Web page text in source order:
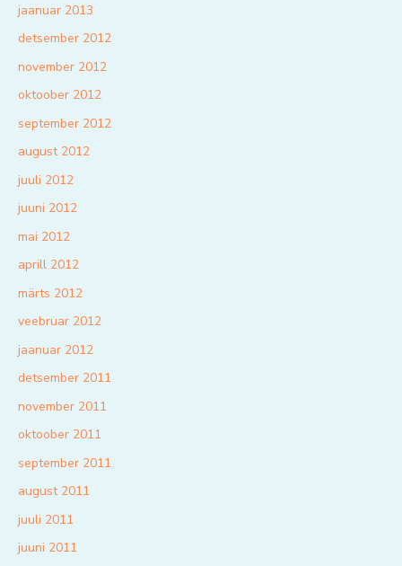
jaanuar 2013
detsember 2012
november 2012
oktoober 2012
september 2012
august 2012
juuli 2012
juuni 2012
mai 2012
aprill 2012
märts 2012
veebruar 2012
jaanuar 2012
detsember 2011
november 2011
oktoober 2011
september 2011
august 2011
juuli 2011
juuni 2011